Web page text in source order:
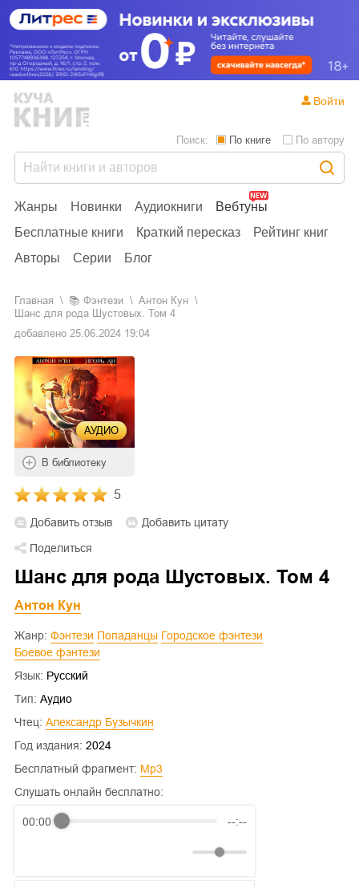
Жанры Новинки Аудиокниги
Вебтуны
Бесплатные книги
Краткий пересказ
Рейтинг книг
Авторы
Серии Блог
Поиск: По книге По автору
Войти
Главная 📚 фэнтези
Антон Кун
Шанс для рода Шустовых. Том 4
добавлено 25.06.2024 19:04
АУДИО
В библиотеку
5
Добавить отзыв
Добавить цитату
Поделиться
Шанс для рода Шустовых. Том 4
Антон Кун
Жанр: Фэнтези Попаданцы
Городское фэнтези
Боевое фэнтези
Язык: Русский
Тип: Аудио
Чтец:
Александр Бузычкин
Год издания: 2024
Бесплатный фрагмент:
mp3
Слушать онлайн бесплатно:
00:00 --:--